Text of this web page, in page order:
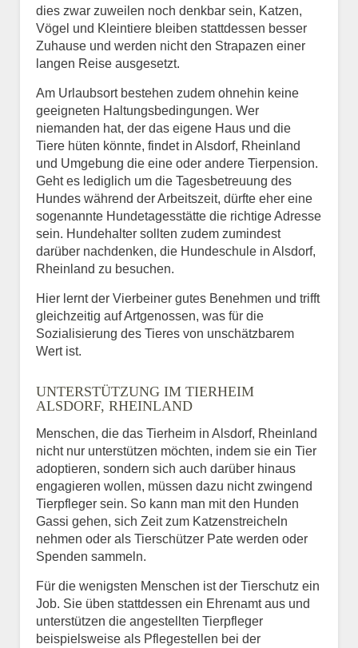
dies zwar zuweilen noch denkbar sein, Katzen,
Vögel und Kleintiere bleiben stattdessen besser
Zuhause und werden nicht den Strapazen einer
langen Reise ausgesetzt.
Am Urlaubsort bestehen zudem ohnehin keine
geeigneten Haltungsbedingungen. Wer
niemanden hat, der das eigene Haus und die
Tiere hüten könnte, findet in Alsdorf, Rheinland
und Umgebung die eine oder andere Tierpension.
Geht es lediglich um die Tagesbetreuung des
Hundes während der Arbeitszeit, dürfte eher eine
sogenannte Hundetagesstätte die richtige Adresse
sein. Hundehalter sollten zudem zumindest
darüber nachdenken, die Hundeschule in Alsdorf,
Rheinland zu besuchen.
Hier lernt der Vierbeiner gutes Benehmen und trifft
gleichzeitig auf Artgenossen, was für die
Sozialisierung des Tieres von unschätzbarem
Wert ist.
UNTERSTÜTZUNG IM TIERHEIM
ALSDORF, RHEINLAND
Menschen, die das Tierheim in Alsdorf, Rheinland
nicht nur unterstützen möchten, indem sie ein Tier
adoptieren, sondern sich auch darüber hinaus
engagieren wollen, müssen dazu nicht zwingend
Tierpfleger sein. So kann man mit den Hunden
Gassi gehen, sich Zeit zum Katzenstreicheln
nehmen oder als Tierschützer Pate werden oder
Spenden sammeln.
Für die wenigsten Menschen ist der Tierschutz ein
Job. Sie üben stattdessen ein Ehrenamt aus und
unterstützen die angestellten Tierpfleger
beispielsweise als Pflegestellen bei der